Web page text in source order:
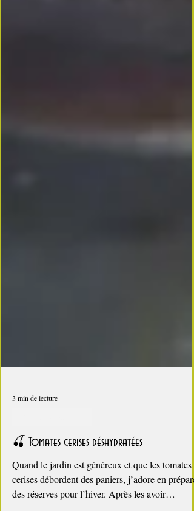
Paniers gourmands
🍒 Tomates cerises déshydratées
Quand le jardin est généreux et que les tomates
cerises débordent des paniers, j’adore en préparer